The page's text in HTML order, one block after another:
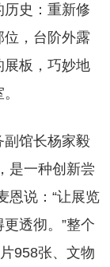
史：重新修
，台阶外露
展板，巧妙地
馆长杨家毅
是一种创新尝
恩说：“让展览
透彻。”整个
958张、文物